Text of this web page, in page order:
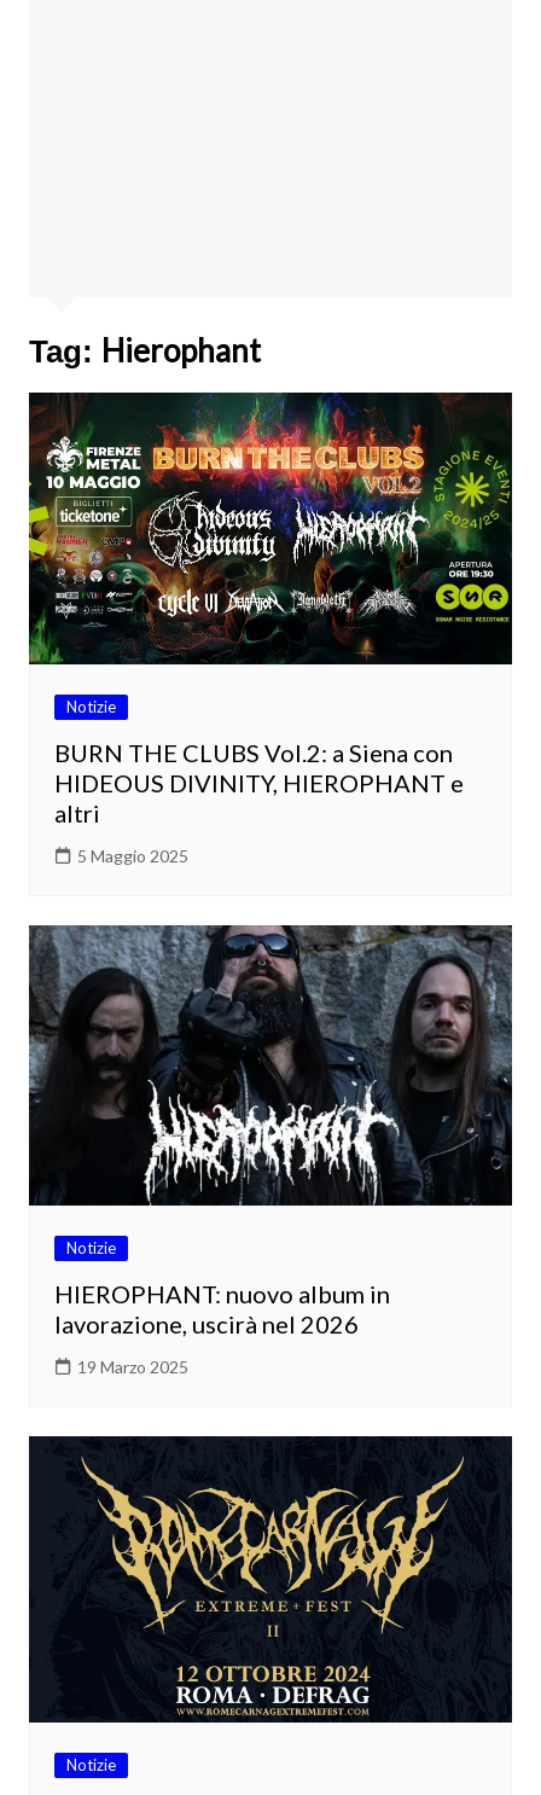
Tag: Hierophant
Notizie
BURN THE CLUBS Vol.2: a Siena con
HIDEOUS DIVINITY, HIEROPHANT e
altri
5 Maggio 2025
Notizie
HIEROPHANT: nuovo album in
lavorazione, uscirà nel 2026
19 Marzo 2025
Notizie